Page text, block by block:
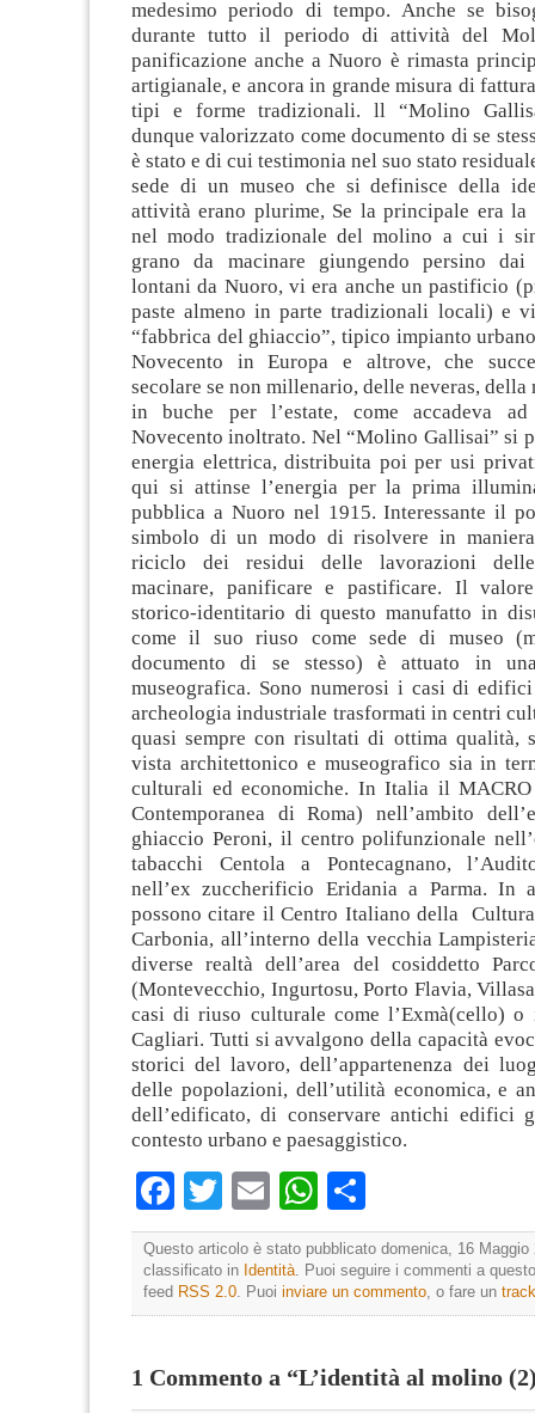
medesimo periodo di tempo. Anche se
durante tutto il periodo di attività del
panificazione anche a Nuoro è rimasta
artigianale, e ancora in grande misura di
tipi e forme tradizionali. ll “Molino
dunque valorizzato come documento di se
è stato e di cui testimonia nel suo stato
sede di un museo che si definisce della
attività erano plurime, Se la principale era la
nel modo tradizionale del molino a cui i
grano da macinare giungendo persino
lontani da Nuoro, vi era anche un pastificio
paste almeno in parte tradizionali locali) e
“fabbrica del ghiaccio”, tipico impianto
Novecento in Europa e altrove, che
secolare se non millenario, delle neveras, della
in buche per l’estate, come accadeva
Novecento inoltrato. Nel “Molino Gallisai” si
energia elettrica, distribuita poi per usi
qui si attinse l’energia per la prima
pubblica a Nuoro nel 1915. Interessante il
simbolo di un modo di risolvere in
riciclo dei residui delle lavorazioni
macinare, panificare e pastificare. Il
storico-identitario di questo manufatto in
come il suo riuso come sede di museo
documento di se stesso) è attuato in
museografica. Sono numerosi i casi di
archeologia industriale trasformati in centri
quasi sempre con risultati di ottima qualità,
vista architettonico e museografico sia in
culturali ed economiche. In Italia il MACRO
Contemporanea di Roma) nell’ambito
ghiaccio Peroni, il centro polifunzionale
tabacchi Centola a Pontecagnano,
nell’ex zuccherificio Eridania a Parma. In
possono citare il Centro Italiano della
Carbonia, all’interno della vecchia
diverse realtà dell’area del cosiddetto
(Montevecchio, Ingurtosu, Porto Flavia,
casi di riuso culturale come l’Exmà(cello)
Cagliari. Tutti si avvalgono della capacità
storici del lavoro, dell’appartenenza dei
delle popolazioni, dell’utilità economica, e
dell’edificato, di conservare antichi edifici
contesto urbano e paesaggistico.
Facebook
TwitterEmailWhatsApp
Questo articolo è stato pubblicato domenica, 16 Maggio
classificato in Identità . Puoi seguire i commenti a
feed RSS 2.0 . Puoi inviare un commento , o fare un
1 Commento a “L’identità al molino